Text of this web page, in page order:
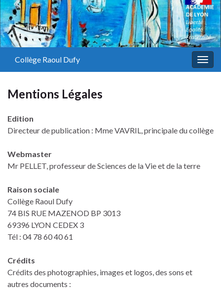
Collège Raoul Dufy
Mentions Légales
Edition
Directeur de publication : Mme VAVRIL, principale du collège
Webmaster
Mr PELLET, professeur de Sciences de la Vie et de la terre
Raison sociale
Collège Raoul Dufy
74 BIS RUE MAZENOD BP 3013
69396 LYON CEDEX 3
Tél : 04 78 60 40 61
Crédits
Crédits des photographies, images et logos, des sons et
autres documents :
Panneau de gestion des cookies